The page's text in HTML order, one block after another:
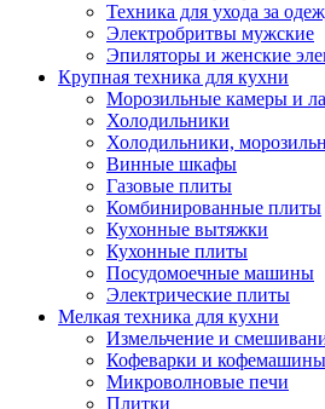
Техника для ухода за
Электробритвы мужские
Эпиляторы и женские
Крупная техника для кухни
Морозильные камеры и
Холодильники
Холодильники,
Винные шкафы
Газовые плиты
Комбинированные плиты
Кухонные вытяжки
Кухонные плиты
Посудомоечные машины
Электрические плиты
Мелкая техника для кухни
Измельчение и
Кофеварки и кофемашины
Микроволновые печи
Плитки